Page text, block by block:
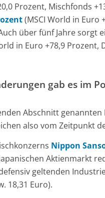
Prozent, Mischfonds
(MSCI World in Euro
über fünf Jahre
in Euro +78,9
gab es im
Abschnitt
also vom Zeitpunkt
Nippon
Aktienmarkt
geltenden
18,31 Euro).